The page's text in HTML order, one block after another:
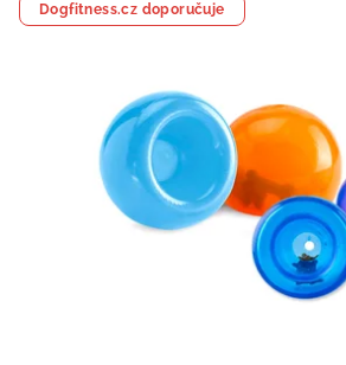
Dogfitness.cz doporučuje